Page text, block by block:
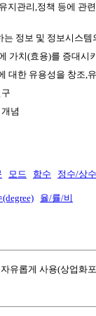
지관리,정책 등에 관
는 정보 및 정보시스템
가치(효용)를 증대시
대한 유용성을 창조,
념
모드 함수 정수/상수
(degree) 율/률/비
유롭게 사용(상업화